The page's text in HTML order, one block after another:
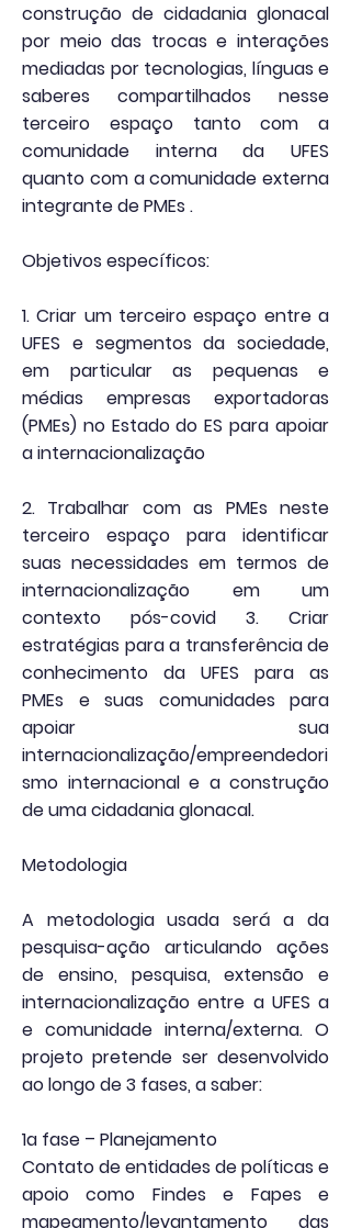
construção de cidadania glonacal
por meio das trocas e interações
mediadas por tecnologias, línguas e
saberes compartilhados nesse
terceiro espaço tanto com a
comunidade interna da UFES
quanto com a comunidade externa
integrante de PMEs .
Objetivos específicos:
1. Criar um terceiro espaço entre a
UFES e segmentos da sociedade,
em particular as pequenas e
médias empresas exportadoras
(PMEs) no Estado do ES para apoiar
a internacionalização
2. Trabalhar com as PMEs neste
terceiro espaço para identificar
suas necessidades em termos de
internacionalização em um
contexto pós-covid 3. Criar
estratégias para a transferência de
conhecimento da UFES para as
PMEs e suas comunidades para
apoiar sua
internacionalização/empreendedori
smo internacional e a construção
de uma cidadania glonacal.
Metodologia
A metodologia usada será a da
pesquisa-ação articulando ações
de ensino, pesquisa, extensão e
internacionalização entre a UFES a
e comunidade interna/externa. O
projeto pretende ser desenvolvido
ao longo de 3 fases, a saber:
1a fase – Planejamento
Contato de entidades de políticas e
apoio como Findes e Fapes e
mapeamento/levantamento das